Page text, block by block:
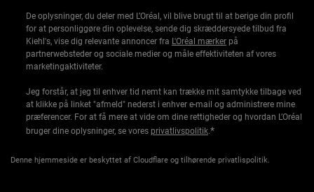
De oplysninger, du deler med L’Oréal, vil blive brugt til at berige din profil
for at personliggøre din oplevelse, sende dig skræddersyede tilbud fra
Kiehl's, vise dig relevante annoncer fra L'Oréal mærker på
partnerwebsteder og sociale medier og måle effektiviteten af vores
marketingaktiviteter.
Jeg forstår, at jeg til enhver tid nemt kan trække mit samtykke tilbage ved
at klikke på linket "afmeld" nederst i enhver e-mail og administrere mine
præferencer. For at få mere at vide om dine rettigheder og hvordan L’Oréal
bruger dine oplysninger, se vores privatlivspolitik.*
Denne hjemmeside er beskyttet af Cloudflare og tilhørende privatlispolitik.